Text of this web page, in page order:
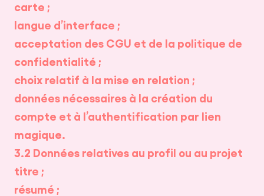
carte ;
langue d’interface ;
acceptation des CGU et de la politique de
confidentialité ;
choix relatif à la mise en relation ;
données nécessaires à la création du
compte et à l’authentification par lien
magique.
3.2 Données relatives au profil ou au projet
titre ;
résumé ;